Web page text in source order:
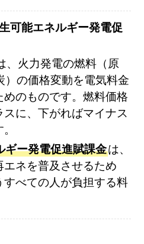
可能エネルギー発電促
、火力発電の燃料（原
）の価格変動を電気料金
めのものです。燃料価格
に、下がればマイナス
ギー発電促進賦課金は、
エネを普及させるため
すべての人が負担する料